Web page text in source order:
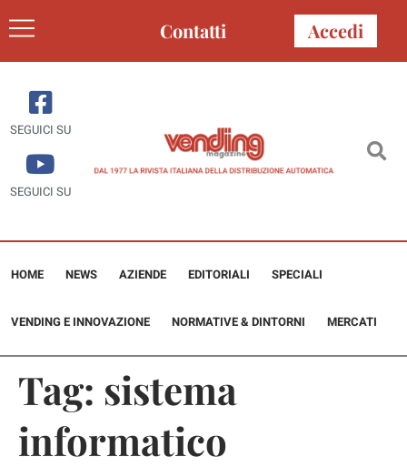
Contatti Accedi
SEGUICI SU
SEGUICI SU
HOME NEWS AZIENDE EDITORIALI SPECIALI
VENDING E INNOVAZIONE NORMATIVE & DINTORNI MERCATI
Tag: sistema
informatico